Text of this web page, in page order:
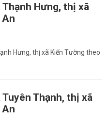
Hưng, thị xã
Hưng, thị xã Kiến Tường theo
Thạnh, thị xã